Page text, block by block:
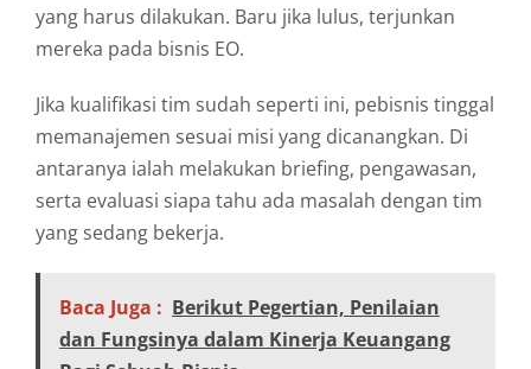
yang harus dilakukan. Baru jika lulus, terjunkan
mereka pada bisnis EO.
Jika kualifikasi tim sudah seperti ini, pebisnis tinggal
memanajemen sesuai misi yang dicanangkan. Di
antaranya ialah melakukan briefing, pengawasan,
serta evaluasi siapa tahu ada masalah dengan tim
yang sedang bekerja.
Baca Juga : Berikut Pegertian, Penilaian
dan Fungsinya dalam Kinerja Keuangang